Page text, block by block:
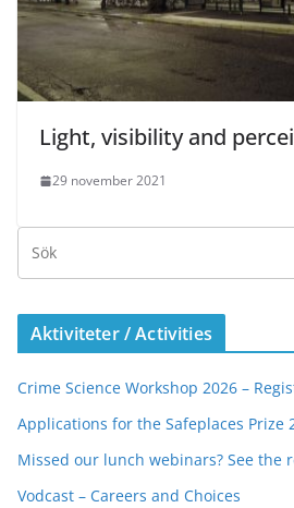
Light, visibility and
29 november 2021
Aktiviteter / Activities
Crime Science Workshop 2026 –
Applications for the Safeplaces Prize
Missed our lunch webinars? See the
Vodcast – Careers and Choices